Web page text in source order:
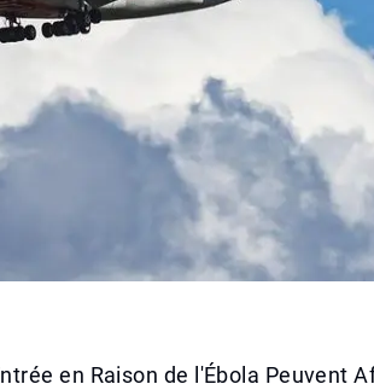
en Raison de l'Ébola Peuvent